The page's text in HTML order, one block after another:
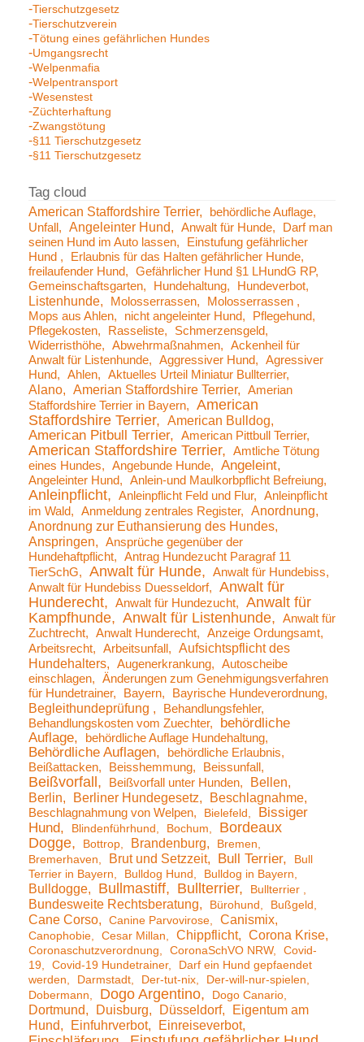
Tierschutzgesetz
Tierschutzverein
Tötung eines gefährlichen Hundes
Umgangsrecht
Welpenmafia
Welpentransport
Wesenstest
Züchterhaftung
Zwangstötung
§11 Tierschutzgesetz
§11 Tierschutzgesetz
American Staffordshire Terrier
behördliche Auflage
Unfall
Angeleinter Hund Anwalt für Hunde
Darf man
seinen Hund im Auto lassen
Einstufung gefährlicher
Hund
Erlaubnis für das Halten gefährlicher Hunde
freilaufender Hund
Gefährlicher Hund §1 LHundG RP
Gemeinschaftsgarten
Hundehaltung Hundeverbot
Listenhunde Molosserrassen
Molosserrassen
Mops aus Ahlen
nicht angeleinter Hund
Pflegehund
Pflegekosten
Rasseliste
Schmerzensgeld
Widerristhöhe
Abwehrmaßnahmen
Ackenheil für
Anwalt für Listenhunde
Aggressiver Hund
Agressiver
Hund
Ahlen Aktuelles Urteil Miniatur Bullterrier
Alano Amerian Staffordshire Terrier
Amerian
Staffordshire Terrier in Bayern
American
Staffordshire Terrier
American Bulldog
American Pitbull Terrier American Pittbull Terrier
American Staffordshire Terrier
Amtliche Tötung
eines Hundes
Angebunde Hunde Angeleint
Angeleinter Hund Anlein-und Maulkorbpflicht Befreiung
Anleinpflicht Anleinpflicht Feld und Flur
Anleinpflicht
im Wald
Anmeldung zentrales Register
Anordnung
Anordnung zur Euthansierung des Hundes
Anspringen
Ansprüche gegenüber der
Hundehaftpflicht
Antrag Hundezucht Paragraf 11
TierSchG
Anwalt für Hunde
Anwalt für Hundebiss
Anwalt für Hundebiss Duesseldorf
Anwalt für
Hunderecht
Anwalt für Hundezucht
Anwalt für
Kampfhunde
Anwalt für Listenhunde
Anwalt für
Zuchtrecht
Anwalt Hunderecht
Anzeige Ordungsamt
Arbeitsrecht
Arbeitsunfall
Aufsichtspflicht des
Hundehalters
Augenerkrankung
Autoscheibe
einschlagen
Änderungen zum Genehmigungsverfahren
für Hundetrainer
Bayern Bayrische Hundeverordnung
Begleithundeprüfung
Behandlungsfehler
Behandlungskosten vom Zuechter
behördliche
Auflage
behördliche Auflage Hundehaltung
Behördliche Auflagen
behördliche Erlaubnis
Beißattacken
Beisshemmung Beissunfall
Beißvorfall Beißvorfall unter Hunden
Bellen
Berlin
Berliner Hundegesetz Beschlagnahme
Beschlagnahmung von Welpen Bielefeld
Bissiger
Hund
Blindenführhund Bochum
Bordeaux
Dogge
Bottrop Brandenburg
Bremen
Bremerhaven
Brut und Setzzeit Bull Terrier
Bull
Terrier in Bayern
Bulldog Hund Bulldog in Bayern
Bulldogge Bullmastiff Bullterrier Bullterrier
Bundesweite Rechtsberatung Bürohund Bußgeld
Cane Corso Canine Parvovirose Canismix
Canophobie Cesar Millan Chippflicht Corona Krise
Coronaschutzverordnung CoronaSchVO NRW
Covid-
19
Covid-19 Hundetrainer
Darf ein Hund gepfaendet
werden
Darmstadt Der-tut-nix
Der-will-nur-spielen
Dobermann
Dogo Argentino Dogo Canario
Dortmund Duisburg Düsseldorf
Eigentum am
Hund
Einfuhrverbot Einreiseverbot